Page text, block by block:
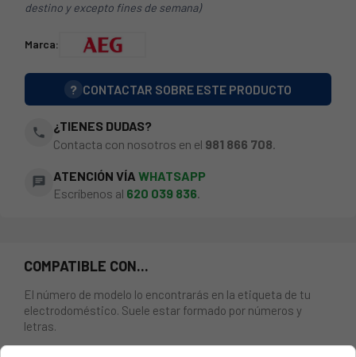
destino y excepto fines de semana)
Marca:
? CONTACTAR SOBRE ESTE PRODUCTO
phone
¿TIENES DUDAS?
Contacta con nosotros en el 981 866 708
chat ATENCIÓN VÍA WHATSAPP
Escríbenos al 620 039 836.
COMPATIBLE CON...
El número de modelo lo encontrarás en la etiqueta de tu
electrodoméstico. Suele estar formado por números y
letras.